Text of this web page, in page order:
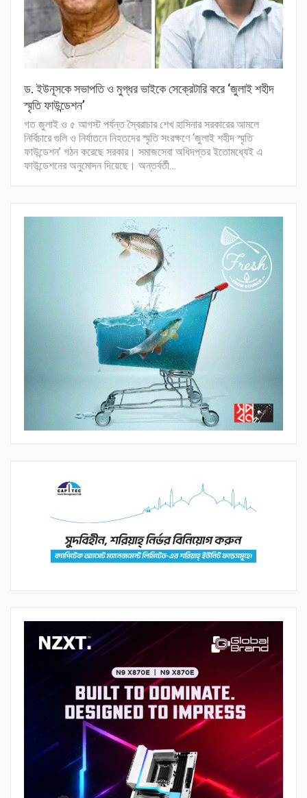
ড. ইউনূসকে সভাপতি ও মুগ্ধর ভাইকে সেক্রেটারি করে ‘জুলাই শহীদ
স্মৃতি ফাউন্ডেশন’
গত জুলাই ও ৫ আগস্ট পর্যন্ত স্বৈরাচার শেখ হাসিনার সরকারের আমলে
নির্বিচারে গুলি ও নির্যাতনে নিহতদের স্মৃতি সংরক্ষণে ‘জুলাই শহীদ স্মৃতি
ফাউন্ডেশন’ গঠন করেছে সরকার। সমাজসেবা অধিদপ্তর ইতোমধ্যেই এ
ফাউন্ডেশনের অনুমোদন দিয়েছে। অন্তর্বর্তী…